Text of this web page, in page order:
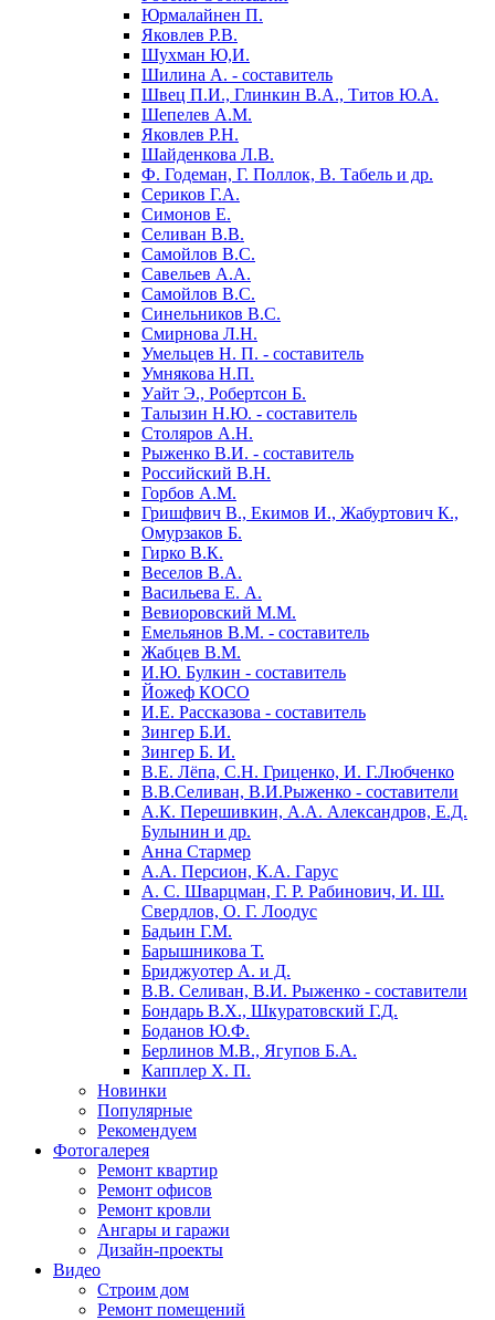
Юрмалайнен П.
Яковлев Р.В.
Шухман Ю,И.
Шилина А. - составитель
Швец П.И., Глинкин В.А., Титов Ю.А.
Шепелев А.М.
Яковлев Р.Н.
Шайденкова Л.В.
Ф. Годеман, Г. Поллок, В. Табель и др.
Сериков Г.А.
Симонов Е.
Селиван В.В.
Самойлов В.С.
Савельев А.А.
Самойлов B.C.
Синельников B.C.
Смирнова Л.Н.
Умельцев Н. П. - составитель
Умнякова Н.П.
Уайт Э., Робертсон Б.
Талызин Н.Ю. - составитель
Столяров А.Н.
Рыженко В.И. - составитель
Российский В.Н.
Горбов А.М.
Гришфвич В., Екимов И., Жабуртович К.,
Омурзаков Б.
Гирко В.К.
Веселов В.А.
Васильева Е. А.
Вевиоровский М.М.
Емельянов В.М. - составитель
Жабцев В.М.
И.Ю. Булкин - составитель
Йожеф КОСО
И.Е. Рассказова - составитель
Зингер Б.И.
Зингер Б. И.
В.Е. Лёпа, С.Н. Гриценко, И. Г.Любченко
В.В.Селиван, В.И.Рыженко - составители
А.К. Перешивкин, А.А. Александров, Е.Д.
Булынин и др.
Анна Стармер
А.А. Персион, К.А. Гарус
А. С. Шварцман, Г. Р. Рабинович, И. Ш.
Свердлов, О. Г. Лоодус
Бадьин Г.М.
Барышникова Т.
Бриджуотер А. и Д.
В.В. Селиван, В.И. Рыженко - составители
Бондарь В.X., Шкуратовский Г.Д.
Боданов Ю.Ф.
Берлинов М.В., Ягупов Б.А.
Капплер X. П.
Новинки
Популярные
Рекомендуем
Фотогалерея
Ремонт квартир
Ремонт офисов
Ремонт кровли
Ангары и гаражи
Дизайн-проекты
Видео
Строим дом
Ремонт помещений